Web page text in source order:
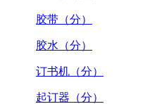
胶带（分）
胶水（分）
订书机（分）
起订器（分）